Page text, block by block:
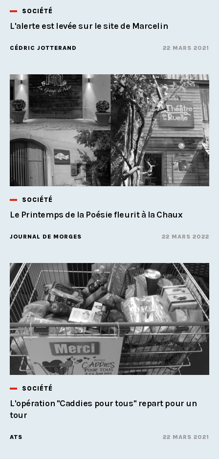
SOCIÉTÉ
L'alerte est levée sur le site de Marcelin
CÉDRIC JOTTERAND 22 MARS 2021
SOCIÉTÉ
Le Printemps de la Poésie fleurit à la Chaux
JOURNAL DE MORGES 22 MARS 2022
SOCIÉTÉ
L'opération "Caddies pour tous" repart pour un
tour
ATS 22 MARS 2021